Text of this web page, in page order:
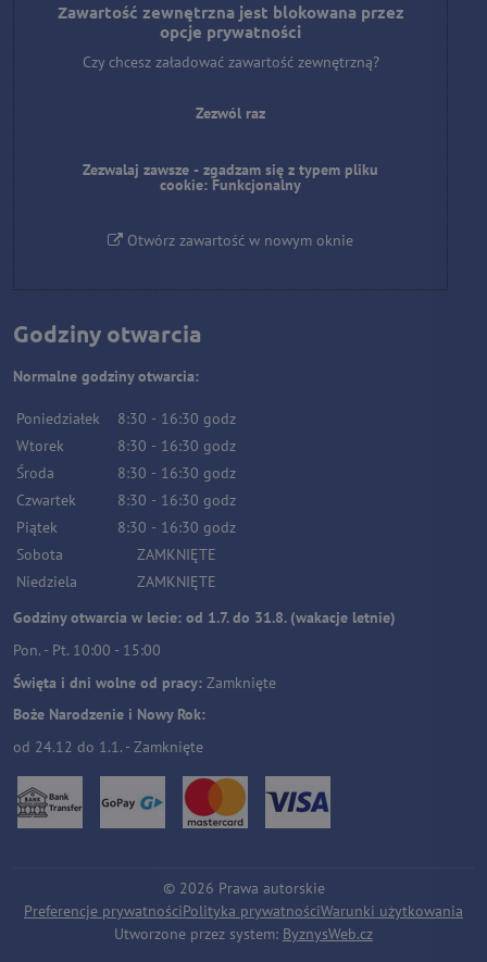
Zawartość zewnętrzna jest blokowana przez
opcje prywatności
Czy chcesz załadować zawartość zewnętrzną?
Zezwól raz
Zezwalaj zawsze - zgadzam się z typem pliku
cookie: Funkcjonalny
Otwórz zawartość w nowym oknie
Godziny otwarcia
Normalne godziny otwarcia:
Poniedziałek 8:30 - 16:30 godz
Wtorek
8:30 - 16:30 godz
Środa
8:30 - 16:30 godz
Czwartek
8:30 - 16:30 godz
Piątek
8:30 - 16:30 godz
Sobota
ZAMKNIĘTE
Niedziela
ZAMKNIĘTE
Godziny otwarcia w lecie: od 1.7. do 31.8. (wakacje letnie)
Pon. - Pt. 10:00 - 15:00
Święta i dni wolne od pracy: Zamknięte
Boże Narodzenie i Nowy Rok:
od 24.12 do 1.1. - Zamknięte
© 2026 Prawa autorskie
Preferencje prywatnościPolityka prywatnościWarunki użytkowania
Utworzone przez system: ByznysWeb.cz